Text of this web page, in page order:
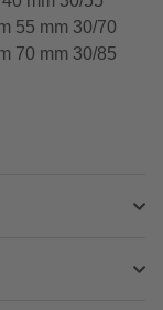
55 mm 30/70
70 mm 30/85